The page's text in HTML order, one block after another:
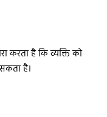
करता है कि व्यक्ति को
है।